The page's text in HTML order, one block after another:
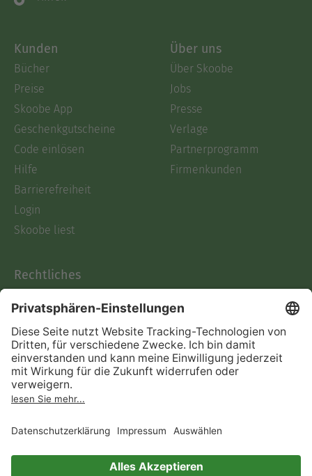
Kunden
Bücher
Preise
Skoobe App
Geschenkgutscheine
Code einlösen
Hilfe
Barrierefreiheit
Login
Skoobe liest
Über uns
Über Skoobe
Jobs
Presse
Verlage
Partnerprogramm
Firmenkunden
Rechtliches
AGB
Informationen nach Data
Act
Verträge hier kündigen
Impressum